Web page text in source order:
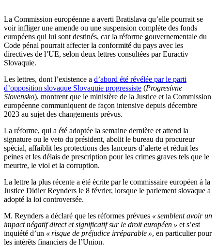
La Commission européenne a averti Bratislava qu’elle pourrait se
voir infliger une amende ou une suspension complète des fonds
européens qui lui sont destinés, car la réforme gouvernementale du
Code pénal pourrait affecter la conformité du pays avec les
directives de l’UE, selon deux lettres consultées par Euractiv
Slovaquie.
Les lettres, dont l’existence a d’abord été révélée par le parti
d’opposition slovaque Slovaquie progressiste (Progresívne
Slovensko), montrent que le ministère de la Justice et la Commission
européenne communiquent de façon intensive depuis décembre
2023 au sujet des changements prévus.
La réforme, qui a été adoptée la semaine dernière et attend la
signature ou le veto du président, abolit le bureau du procureur
spécial, affaiblit les protections des lanceurs d’alerte et réduit les
peines et les délais de prescription pour les crimes graves tels que le
meurtre, le viol et la corruption.
La lettre la plus récente a été écrite par le commissaire européen à la
Justice Didier Reynders le 8 février, lorsque le parlement slovaque a
adopté la loi controversée.
M. Reynders a déclaré que les réformes prévues « semblent avoir un
impact négatif direct et significatif sur le droit européen » et s’est
inquiété d’un « risque de préjudice irréparable », en particulier pour
les intérêts financiers de l’Union.